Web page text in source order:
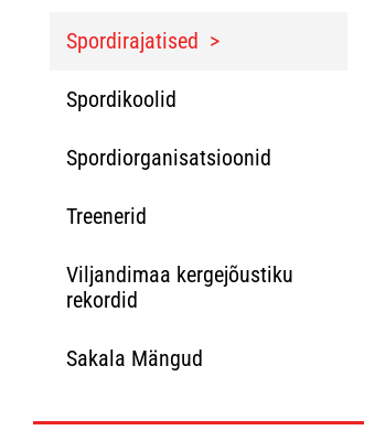
Spordirajatised
Spordikoolid
Spordiorganisatsioonid
Treenerid
Viljandimaa kergejõustiku
rekordid
Sakala Mängud